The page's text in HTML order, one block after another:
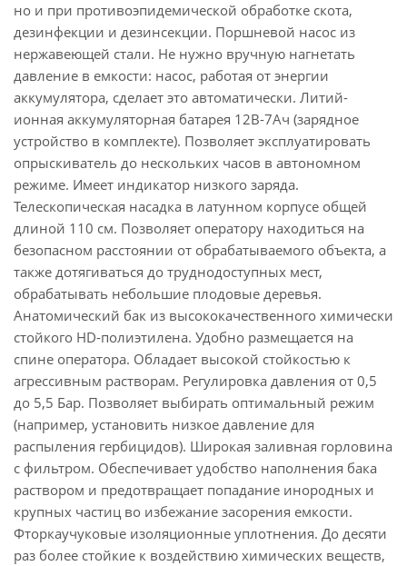
но и при противоэпидемической обработке скота,
дезинфекции и дезинсекции. Поршневой насос из
нержавеющей стали. Не нужно вручную нагнетать
давление в емкости: насос, работая от энергии
аккумулятора, сделает это автоматически. Литий-
ионная аккумуляторная батарея 12В-7Ач (зарядное
устройство в комплекте). Позволяет эксплуатировать
опрыскиватель до нескольких часов в автономном
режиме. Имеет индикатор низкого заряда.
Телескопическая насадка в латунном корпусе общей
длиной 110 см. Позволяет оператору находиться на
безопасном расстоянии от обрабатываемого объекта, а
также дотягиваться до труднодоступных мест,
обрабатывать небольшие плодовые деревья.
Анатомический бак из высококачественного химически
стойкого HD-полиэтилена. Удобно размещается на
спине оператора. Обладает высокой стойкостью к
агрессивным растворам. Регулировка давления от 0,5
до 5,5 Бар. Позволяет выбирать оптимальный режим
(например, установить низкое давление для
распыления гербицидов). Широкая заливная горловина
с фильтром. Обеспечивает удобство наполнения бака
раствором и предотвращает попадание инородных и
крупных частиц во избежание засорения емкости.
Фторкаучуковые изоляционные уплотнения. До десяти
раз более стойкие к воздействию химических веществ,